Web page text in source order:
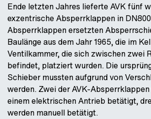
Ende letzten Jahres lieferte AVK fünf
exzentrische Absperrklappen in
Absperrklappen ersetzten
Baulänge aus dem Jahr 1965, die im
Ventilkammer, die sich zwischen zwei
befindet, platziert wurden. Die
Schieber mussten aufgrund von
werden. Zwei der AVK-
einem elektrischen Antrieb betätigt,
werden manuell betätigt.